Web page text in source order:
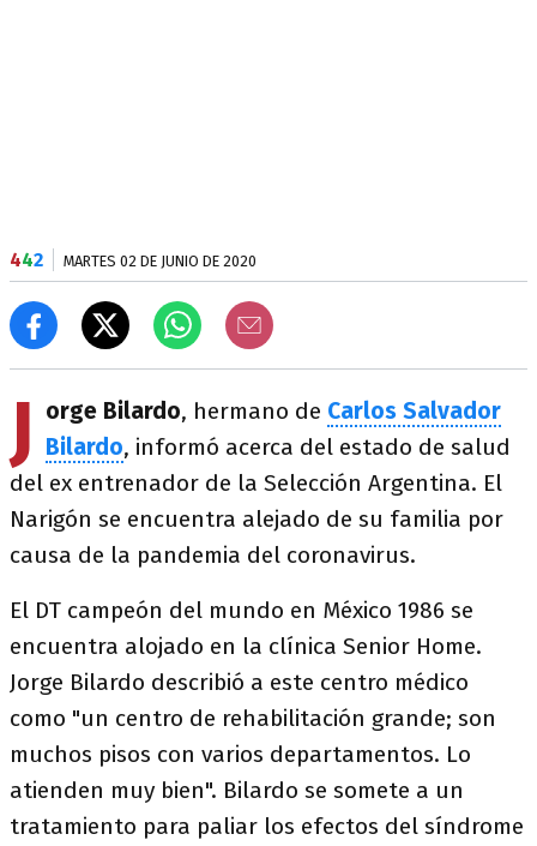
442 MARTES 02 DE JUNIO DE 2020
J orge Bilardo, hermano de Carlos Salvador
Bilardo, informó acerca del estado de salud
del ex entrenador de la Selección Argentina. El
Narigón se encuentra alejado de su familia por
causa de la pandemia del coronavirus.
El DT campeón del mundo en México 1986 se
encuentra alojado en la clínica Senior Home.
Jorge Bilardo describió a este centro médico
como "un centro de rehabilitación grande; son
muchos pisos con varios departamentos. Lo
atienden muy bien". Bilardo se somete a un
tratamiento para paliar los efectos del síndrome